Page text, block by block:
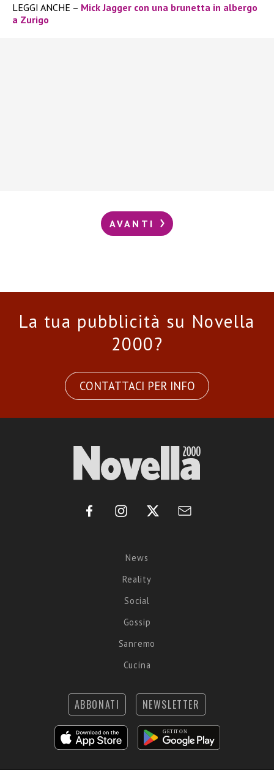
LEGGI ANCHE – Mick Jagger con una brunetta in albergo
a Zurigo
AVANTI
La tua pubblicità su Novella
2000?
CONTATTACI PER INFO
News
Reality
Social
Gossip
Sanremo
Cucina
ABBONATI NEWSLETTER